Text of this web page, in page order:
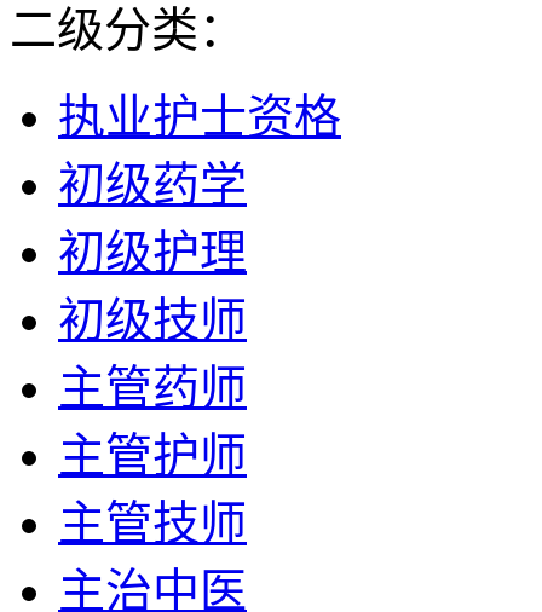
二级分类：
执业护士资格
初级药学
初级护理
初级技师
主管药师
主管护师
主管技师
主治中医